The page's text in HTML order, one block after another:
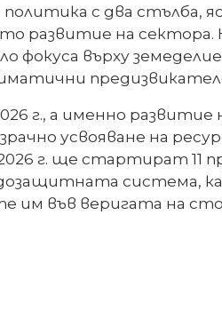
с два стълба,
развитие на
фокуса върху
г., а именно
усвояване на
г. ще стартират 11
система,
им във веригата на